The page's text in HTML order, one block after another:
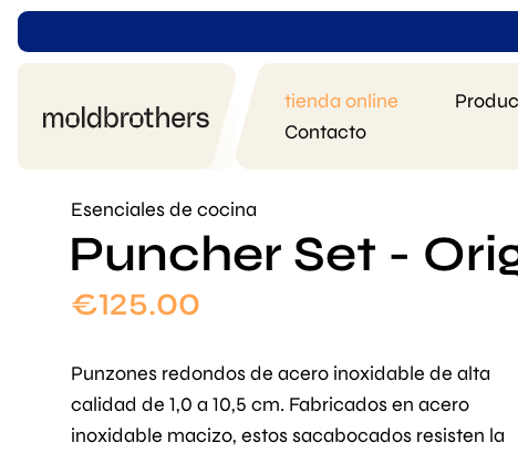
tienda online
Contacto
Esenciales de cocina
Puncher Set -
€125.00
Punzones redondos de acero inoxidable de alta
calidad de 1,0 a 10,5 cm. Fabricados en acero
inoxidable macizo, estos sacabocados resisten la